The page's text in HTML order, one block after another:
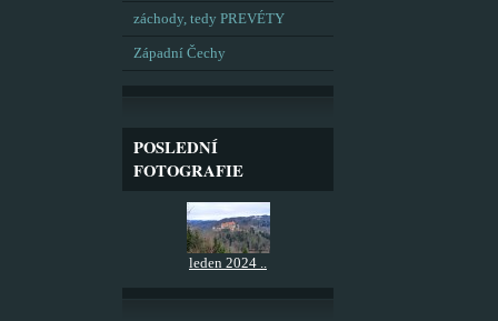
záchody, tedy PREVÉTY
Západní Čechy
POSLEDNÍ
FOTOGRAFIE
leden 2024 ..